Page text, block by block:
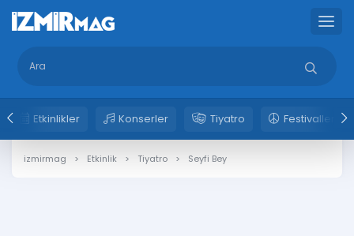
Etkinlikler Konserler Tiyatro Festivaller
izmirmag Etkinlik Tiyatro Seyfi Bey